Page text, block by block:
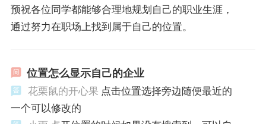
预祝各位同学都能够合理地规划自己的职业生涯，
通过努力在职场上找到属于自己的位置。
位置怎么显示自己的企业
花栗鼠的开心果 点击位置选择旁边随便最近的
一个可以修改的